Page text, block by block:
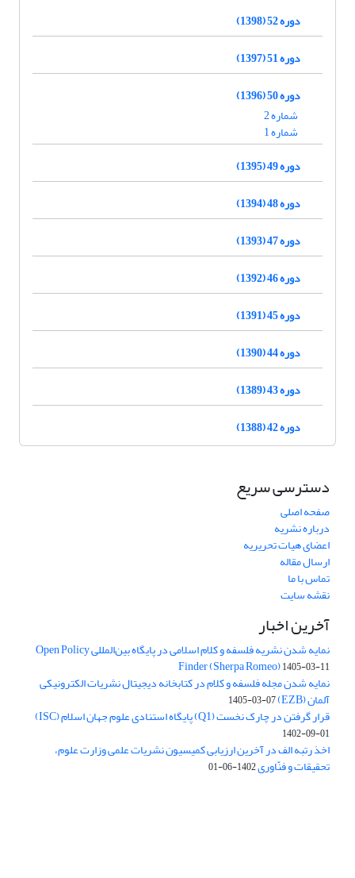
دوره 52 (1398)
دوره 51 (1397)
دوره 50 (1396)
شماره 2
شماره 1
دوره 49 (1395)
دوره 48 (1394)
دوره 47 (1393)
دوره 46 (1392)
دوره 45 (1391)
دوره 44 (1390)
دوره 43 (1389)
دوره 42 (1388)
دسترسی سریع
صفحه اصلی
درباره نشریه
اعضای هیات تحریریه
ارسال مقاله
تماس با ما
نقشه سایت
آخرین اخبار
نمایه شدن نشریه فلسفه و کلام اسلامی در پایگاه بین‌المللی Open Policy
Finder (Sherpa Romeo)1405-03-11
نمایه شدن مجله فلسفه و کلام در کتابخانه دیجیتال نشریات الکترونیکی
آلمان (EZB) 1405-03-07
قرار گرفتن در چارک نخست (Q1) پایگاه استنادی علوم جهان اسلام (ISC)
1402-09-01
اخذ رتبه الف در آخرین ارزیابی کمیسیون نشریات علمی وزارت علوم،
تحقیقات و فنّاوری1402-06-01